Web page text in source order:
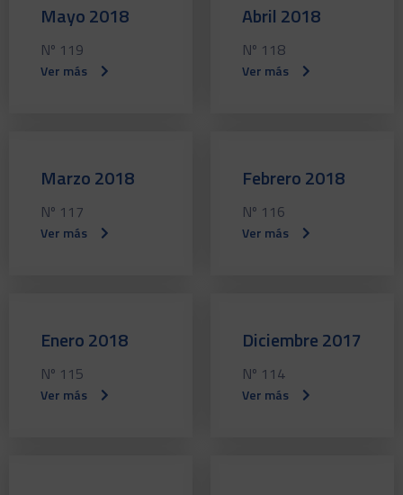
Mayo 2018
Nº 119
Ver más
Abril 2018
Nº 118
Ver más
Marzo 2018
Nº 117
Ver más
Febrero 2018
Nº 116
Ver más
Enero 2018
Nº 115
Ver más
Diciembre 2017
Nº 114
Ver más